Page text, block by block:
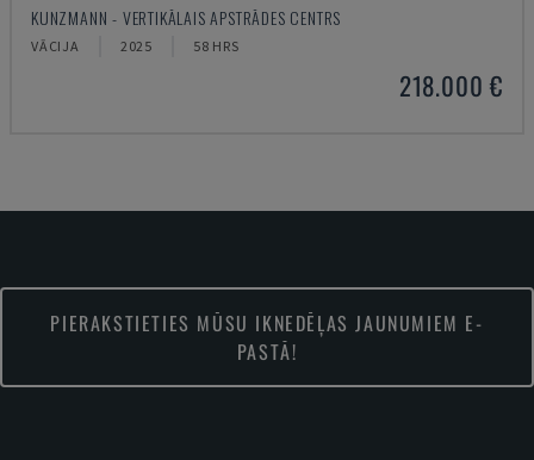
KUNZMANN - VERTIKĀLAIS APSTRĀDES CENTRS
VĀCIJA 2025 58 HRS
218.000 €
PIERAKSTIETIES MŪSU IKNEDĒĻAS JAUNUMIEM E-
PASTĀ!